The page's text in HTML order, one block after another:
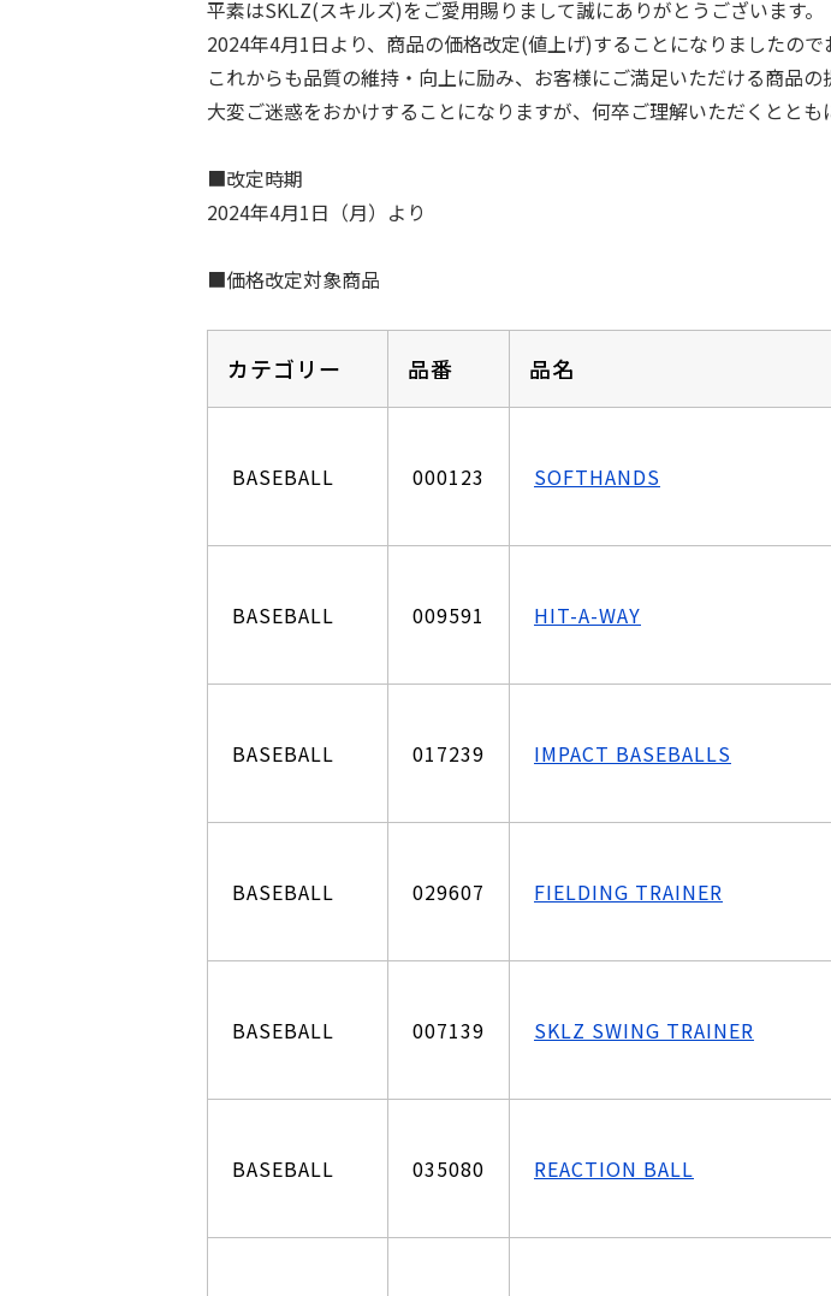
平素はSKLZ(スキルズ)をご愛用賜りまして誠にありがとうございます。
2024年4月1日より、商品の価格改定(値上げ)することになりましたので
これからも品質の維持・向上に励み、お客様にご満足いただける商品の
大変ご迷惑をおかけすることになりますが、何卒ご理解いただくとと
■改定時期
2024年4月1日（月）より
■価格改定対象商品
カテゴリー 品番 品名
BASEBALL 000123 SOFTHANDS
BASEBALL 009591 HIT-A-WAY
BASEBALL 017239 IMPACT BASEBALLS
BASEBALL 029607 FIELDING TRAINER
BASEBALL 007139 SKLZ SWING TRAINER
BASEBALL 035080 REACTION BALL